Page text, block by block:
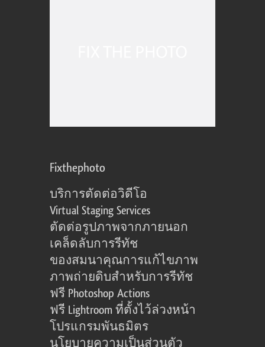
Fixthephoto
บริการตัดต่อวิดีโอ
Virtual Staging Services
ตัดต่อรูปภาพจากภายนอก
เคล็ดลับการรีทัช
ของสมนาคุณการแก้ไขภาพ
ภาพถ่ายดิบสำหรับการรีทัช
ฟรี Photoshop Actions
ฟรี Lightroom ที่ตั้งไว้ล่วงหน้า
โปรแกรมพันธมิตร
นโยบายความเป็นส่วนตัว